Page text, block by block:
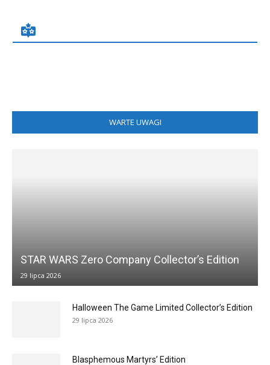
WARTE UWAGI
STAR WARS Zero Company Collector’s Edition
29 lipca 2026
Halloween The Game Limited Collector’s Edition
29 lipca 2026
Blasphemous Martyrs’ Edition